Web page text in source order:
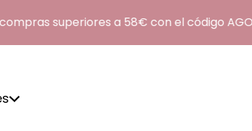
superiores a 58€ con el código AGOSTO